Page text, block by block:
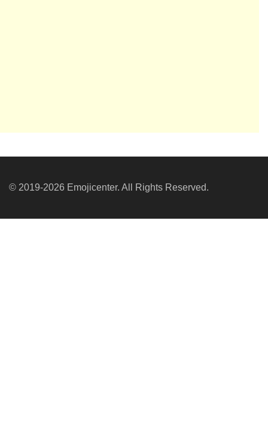
© 2019-2026 Emojicenter. All Rights Reserved.